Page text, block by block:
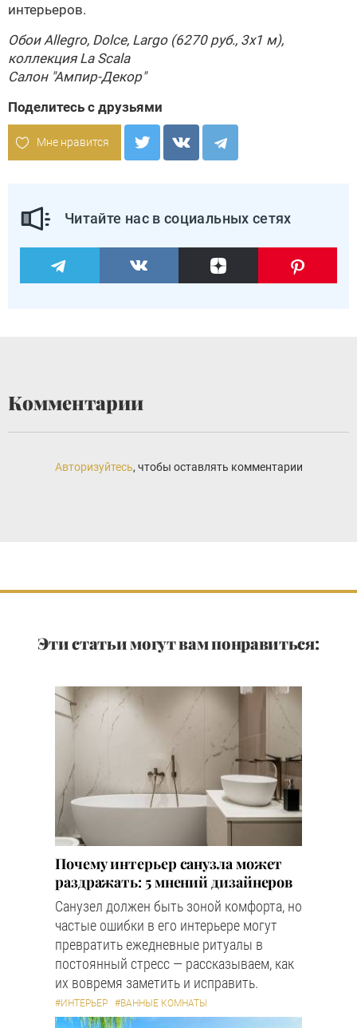
интерьеров.
Обои Allegro, Dolce, Largo (6270 руб., 3х1 м),
коллекция La Scala
Салон "Ампир-Декор"
Поделитесь с друзьями
Мне нравится
Читайте нас в социальных сетях
Комментарии
Авторизуйтесь, чтобы оставлять комментарии
Эти статьи могут вам понравиться:
Почему интерьер санузла может
раздражать: 5 мнений дизайнеров
Санузел должен быть зоной комфорта, но
частые ошибки в его интерьере могут
превратить ежедневные ритуалы в
постоянный стресс — рассказываем, как
их вовремя заметить и исправить.
#ИНТЕРЬЕР #ВАННЫЕ КОМНАТЫ